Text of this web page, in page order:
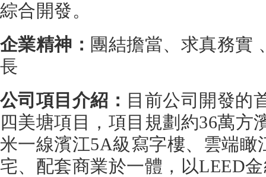
綜合開發。
企業精神： 團結擔當、求真務實
長
公司項目介紹： 目前公司開發的
四美塘項目，項目規劃約36萬⽅
米⼀線濱江5A級寫字樓、雲端瞰
宅、配套商業於⼀體，以LEED